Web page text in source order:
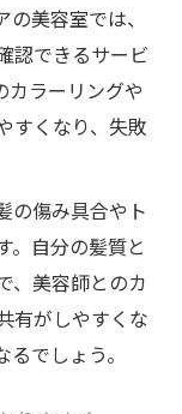
美容室では、
認できるサービ
カラーリングや
すくなり、失敗
の傷み具合やト
。自分の髪質と
、美容師とのカ
有がしやすくな
でしょう。